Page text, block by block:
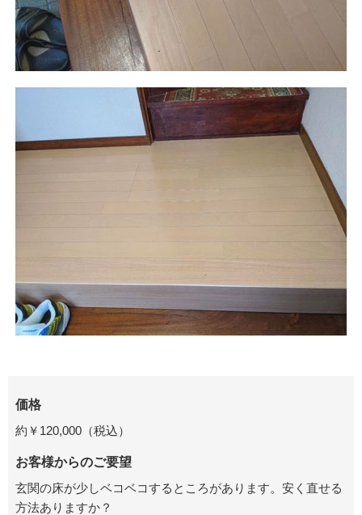
価格
約￥120,000（税込）
お客様からのご要望
玄関の床が少しベコベコするところがあります。安く直せる
方法ありますか？